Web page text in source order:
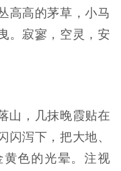
高高的茅草，小马
。寂寥，空灵，安
山，几抹晚霞贴在
泻下，把大地、
色的光晕。注视